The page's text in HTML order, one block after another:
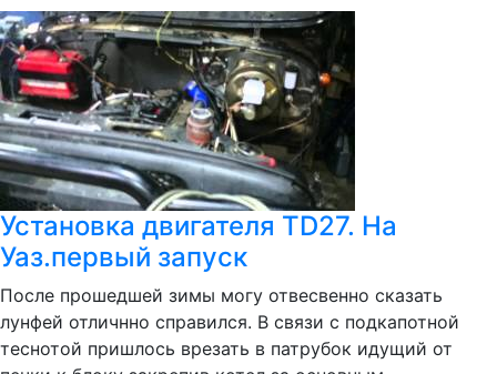
Установка двигателя TD27. На
Уаз.первый запуск
После прошедшей зимы могу отвесвенно сказать
лунфей отличнно справился. В связи с подкапотной
теснотой пришлось врезать в патрубок идущий от